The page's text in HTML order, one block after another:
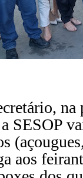
SESOP
aos